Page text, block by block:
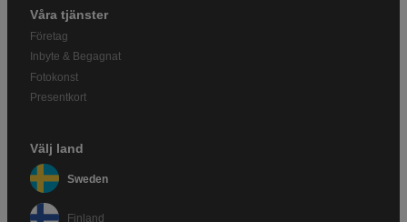
Våra tjänster
Företag
Inbyte & Begagnat
Fotokonst
Presentkort
Välj land
Sweden
Finland